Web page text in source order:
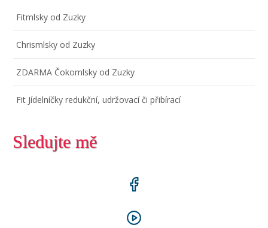
Fitmlsky od Zuzky
Chrismlsky od Zuzky
ZDARMA Čokomlsky od Zuzky
Fit Jídelníčky redukční, udržovací či přibírací
Sledujte mě